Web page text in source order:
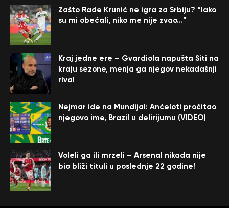
Zašto Rade Krunić ne igra za Srbiju? “Iako
su mi obećali, niko me nije zvao…”
Kraj jedne ere – Gvardiola napušta Siti na
kraju sezone, menja ga njegov nekadašnji
rival
Nejmar ide na Mundijal: Anćeloti pročitao
njegovo ime, Brazil u delirijumu (VIDEO)
Voleli ga ili mrzeli – Arsenal nikada nije
bio bliži tituli u poslednje 22 godine!